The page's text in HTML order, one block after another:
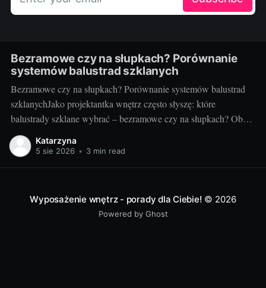
Bezramowe czy na słupkach? Porównanie
systemów balustrad szklanych
Bezramowe czy na słupkach? Porównanie systemów balustrad
szklanychJako projektantka wnętrz często słyszę: które
balustrady szklane wybrać – bezramowe czy na słupkach? Oba
systemy potrafią wyglądać zjawiskowo i podnieść wartość
nieruchomości, ale różnią się konstrukcją, montażem i
Katarzyna
5 sie 2026 • 3 min read
Wyposażenie wnętrz - porady dla Ciebie! © 2026
Powered by Ghost